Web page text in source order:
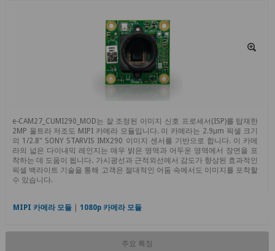
e-CAM27_CUMI290_MOD는 잘 조정된 이미지 신호 프로세서(ISP)를 탑재한
2MP 울트라 저조도 MIPI 카메라 모듈입니다. 이 카메라는 2.9μm 픽셀 크기
의 1/2.8" SONY STARVIS IMX290 이미지 센서를 기반으로 합니다. 이 카메
라의 넓은 다이내믹 레인지는 매우 밝은 영역과 어두운 영역에서 장면을 포
착하는 데 도움이 됩니다. 가시광선과 근적외선에서 감도가 향상된 효과적인
픽셀 백라이트 기술을 통해 고객은 절대적인 어둠 속에서도 이미지를 포착할
수 있습니다.
MIPI 카메라 모듈 1080p 카메라 모듈
주요 특징